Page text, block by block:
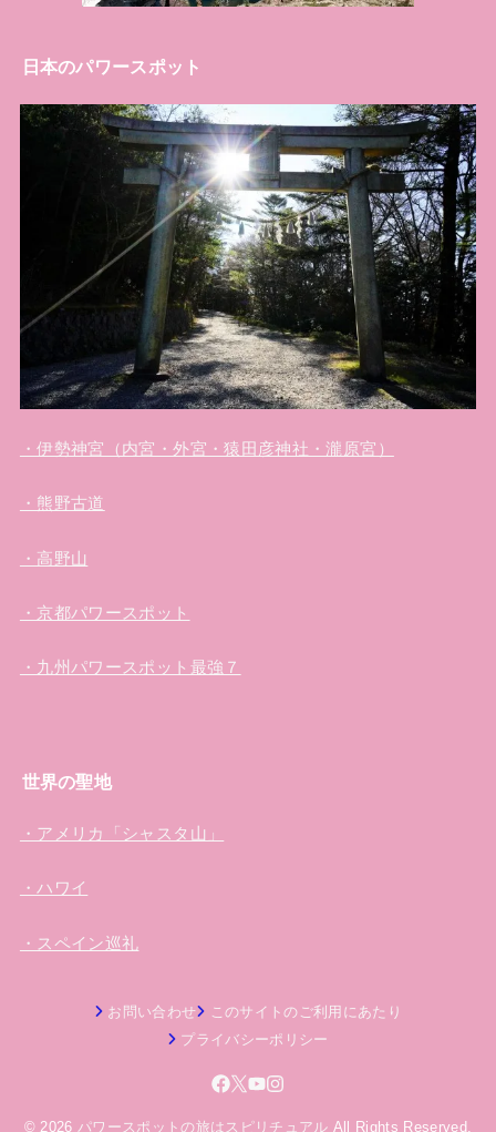
日本のパワースポット
・伊勢神宮（内宮・外宮・猿田彦神社・瀧原宮）
・熊野古道
・高野山
・京都パワースポット
・九州パワースポット最強７
世界の聖地
・アメリカ「シャスタ山」
・ハワイ
・スペイン巡礼
お問い合わせ
このサイトのご利用にあたり
プライバシーポリシー
© 2026 パワースポットの旅はスピリチュアル All Rights Reserved.